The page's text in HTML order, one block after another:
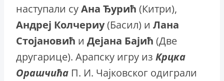
наступали суАна Ђурић (Китри),
Андреј Колчериу(Басил) и Лана
Стојановић и Дејана Бајић (Две
другарице). Арапску игру из Крцка
Орашчића П. И. Чајковског одиграли